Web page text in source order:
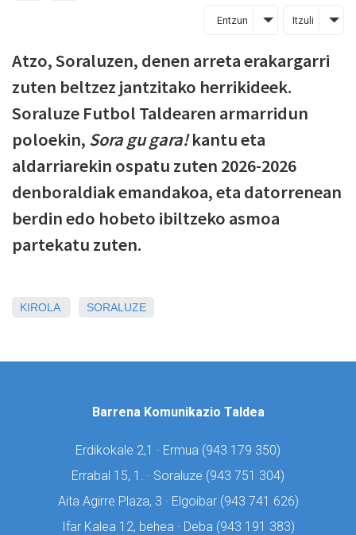
Entzun Itzuli
Atzo, Soraluzen, denen arreta erakargarri
zuten beltzez jantzitako herrikideek.
Soraluze Futbol Taldearen armarridun
poloekin, Sora gu gara!kantu eta
aldarriarekin ospatu zuten 2026-2026
denboraldiak emandakoa, eta datorrenean
berdin edo hobeto ibiltzeko asmoa
partekatu zuten.
KIROLA SORALUZE
Barrena Komunikazio Taldea
Erdikokale 2,1 · Ermua (943 179 350)
Errabal 15, 1. · Soraluze (943 751 304)
Aita Agirre Plaza, 3 · Elgoibar (943 741 626)
Ifar Kalea 12, behea · Deba (943 191 383)